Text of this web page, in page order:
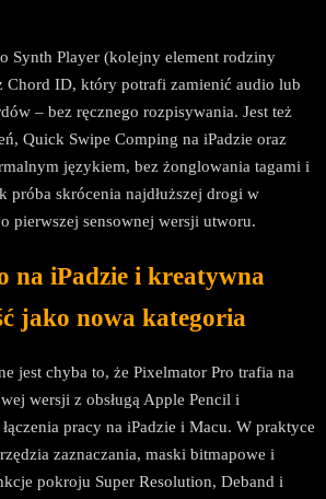
Synth Player (kolejny element rodziny
Chord ID, który potrafi zamienić audio lub
– bez ręcznego rozpisywania. Jest też
Quick Swipe Comping na iPadzie oraz
językiem, bez żonglowania tagami i
próba skrócenia najdłuższej drogi w
pierwszej sensownej wersji utworu.
na iPadzie i kreatywna
jako nowa kategoria
jest chyba to, że Pixelmator Pro trafia na
wersji z obsługą Apple Pencil i
pracy na iPadzie i Macu. W praktyce
zaznaczania, maski bitmapowe i
pokroju Super Resolution, Deband i